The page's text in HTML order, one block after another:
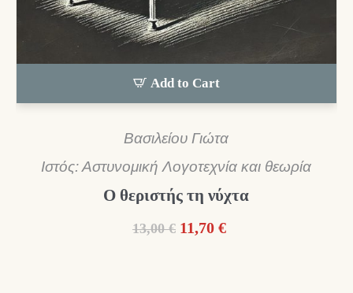
Add to Cart
Βασιλείου Γιώτα
Ιστός: Αστυνομική Λογοτεχνία και θεωρία
Ο θεριστής τη νύχτα
13,00 € Original
11,70 €Η